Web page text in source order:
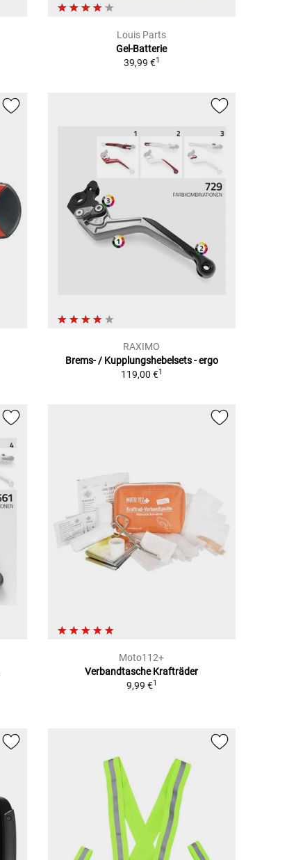
Louis Parts
Gel-Batterie
39,99 €1
RAXIMO
Brems- / Kupplungshebelsets - ergo
119,00 €1
Moto112+
Verbandtasche Krafträder
9,99 €1